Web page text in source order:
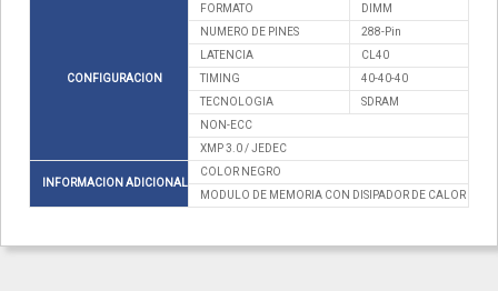
CONFIGURACION
FORMATO
DIMM
NUMERO DE PINES
288-Pin
LATENCIA
CL40
TIMING
40-40-40
TECNOLOGIA
SDRAM
NON-ECC
XMP 3.0 / JEDEC
INFORMACION ADICIONAL
COLOR NEGRO
MODULO DE MEMORIA CON DISIPADOR DE CALOR